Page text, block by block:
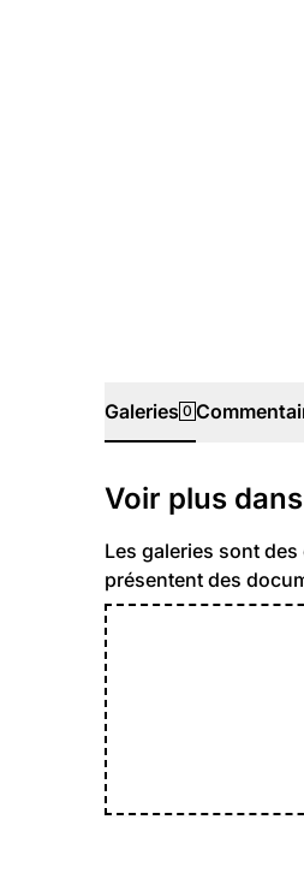
Galeries 0
Galeries
Voir plus
Les galeries sont
présentent des